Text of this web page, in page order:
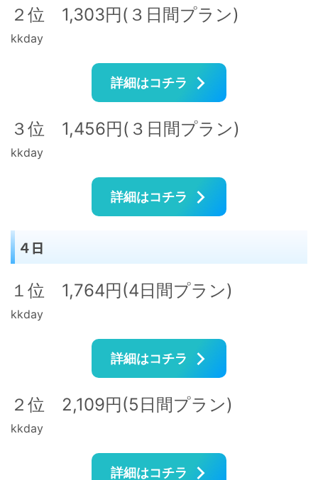
２位 1,303円(３日間プラン)
kkday
詳細はコチラ
３位 1,456円(３日間プラン)
kkday
詳細はコチラ
４日
１位 1,764円(4日間プラン)
kkday
詳細はコチラ
２位 2,109円(5日間プラン)
kkday
詳細はコチラ